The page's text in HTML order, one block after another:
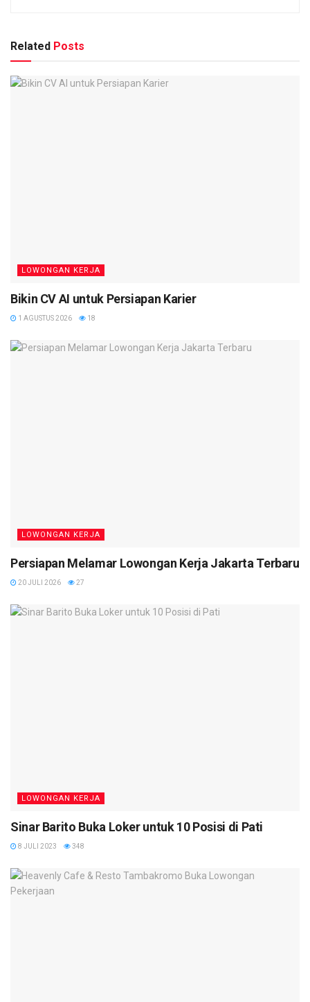
Related Posts
LOWONGAN KERJA
Bikin CV AI untuk Persiapan Karier
1 AGUSTUS 2026 18
LOWONGAN KERJA
Persiapan Melamar Lowongan Kerja Jakarta Terbaru
20 JULI 2026 27
LOWONGAN KERJA
Sinar Barito Buka Loker untuk 10 Posisi di Pati
8 JULI 2023 348